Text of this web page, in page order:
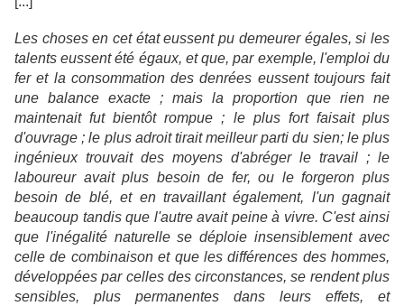
Les choses en cet état eussent pu demeurer égales, si les
talents eussent été égaux, et que, par exemple, l'emploi du
fer et la consommation des denrées eussent toujours fait
une balance exacte ; mais la proportion que rien ne
maintenait fut bientôt rompue ; le plus fort faisait plus
d'ouvrage ; le plus adroit tirait meilleur parti du sien; le plus
ingénieux trouvait des moyens d'abréger le travail ; le
laboureur avait plus besoin de fer, ou le forgeron plus
besoin de blé, et en travaillant également, l'un gagnait
beaucoup tandis que l'autre avait peine à vivre. C'est ainsi
que l'inégalité naturelle se déploie insensiblement avec
celle de combinaison et que les différences des hommes,
développées par celles des circonstances, se rendent plus
sensibles, plus permanentes dans leurs effets, et